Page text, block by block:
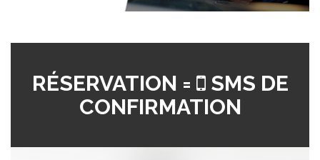
RÉSERVATION =
SMS DE
CONFIRMATION